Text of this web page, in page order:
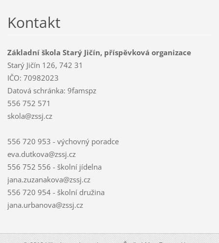
Kontakt
Základní škola Starý Jičín, příspěvková organizace
Starý Jičín 126, 742 31
IČO: 70982023
Datová schránka: 9famspz
556 752 571
skola@zssj.cz
556 720 953 - výchovný poradce
eva.dutkova@zssj.cz
556 752 556 - školní jídelna
jana.zuzanakova@zssj.cz
556 720 954 - školní družina
jana.urbanova@zssj.cz